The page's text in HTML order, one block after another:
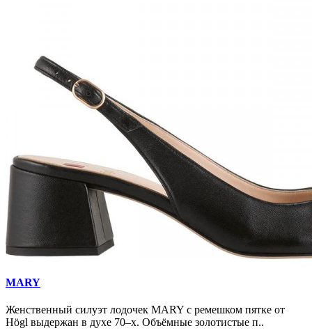
MARY
Женственный силуэт лодочек MARY с ремешком пятке от
Högl выдержан в духе 70–х. Объёмные золотистые п..